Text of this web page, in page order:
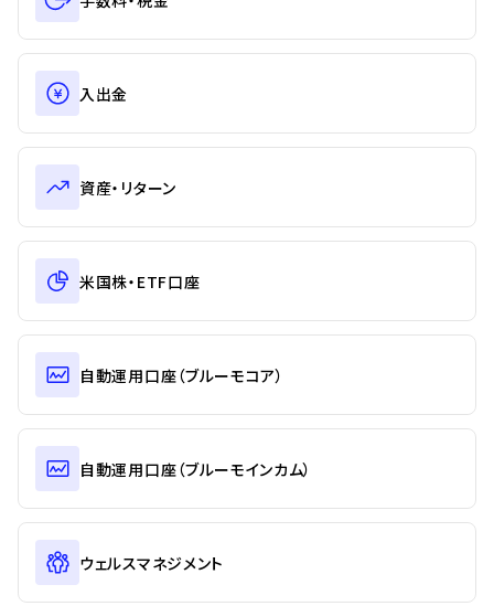
入出金
資産・リターン
米国株・ETF口座
自動運用口座（ブルーモコア）
自動運用口座（ブルーモインカム）
ウェルスマネジメント